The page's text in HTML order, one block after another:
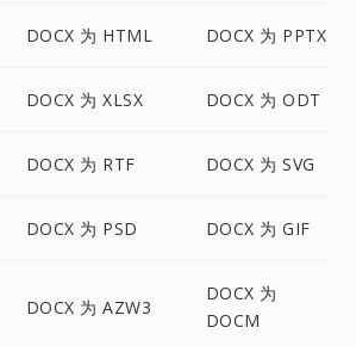
DOCX 为 HTML DOCX 为 PPTX
DOCX 为 XLSX DOCX 为 ODT
DOCX 为 RTF DOCX 为 SVG
DOCX 为 PSD DOCX 为 GIF
DOCX 为 AZW3
DOCX 为
DOCM